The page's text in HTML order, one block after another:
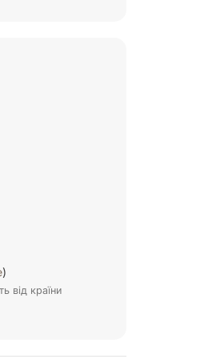
)
від країни